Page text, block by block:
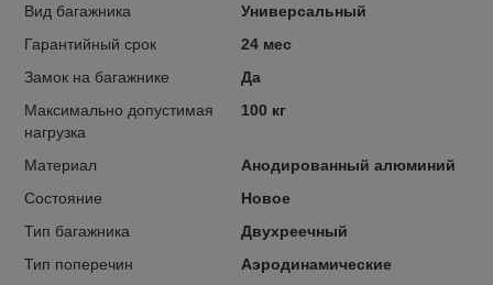
Вид багажника
Универсальный
Гарантийный срок
24 мес
Замок на багажнике
Да
Максимально допустимая
нагрузка
100 кг
Материал
Анодированный алюминий
Состояние
Новое
Тип багажника
Двухреечный
Тип поперечин
Аэродинамические